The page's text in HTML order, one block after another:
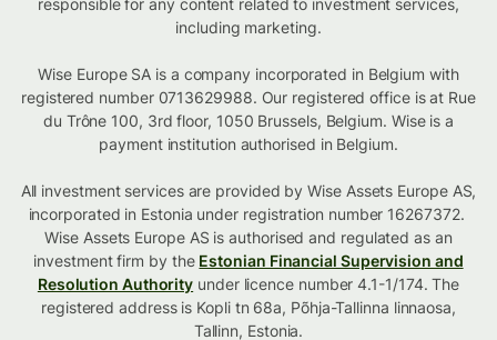
including marketing.
Wise Europe SA is a company incorporated in Belgium with
registered number 0713629988. Our registered office is at Rue
du Trône 100, 3rd floor, 1050 Brussels, Belgium. Wise is a
payment institution authorised in Belgium.
All investment services are provided by Wise Assets Europe AS,
incorporated in Estonia under registration number 16267372.
Wise Assets Europe AS is authorised and regulated as an
investment firm by the Estonian Financial Supervision and
Resolution Authority under licence number 4.1-1/174. The
registered address is Kopli tn 68a, Põhja-Tallinna linnaosa,
Tallinn, Estonia.